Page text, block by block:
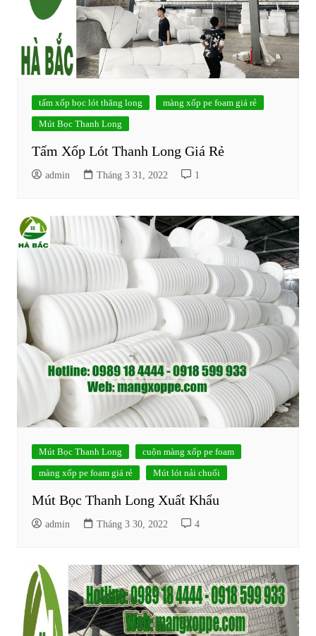
tấm xốp bọc lót thăng long
màng xốp pe foam giá rẻ
Mút Bọc Thanh Long
Tấm Xốp Lót Thanh Long Giá Rẻ
admin Tháng 3 31, 2022 1
Mút Bọc Thanh Long
cuộn màng xốp pe foam
màng xốp pe foam giá rẻ
Mút lót nải chuối
Mút Bọc Thanh Long Xuất Khẩu
admin Tháng 3 30, 2022 4